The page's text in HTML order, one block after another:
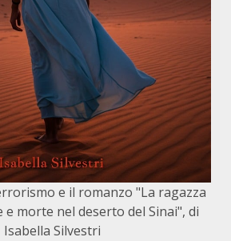
e il romanzo "La ragazza
e morte nel deserto del Sinai", di
Isabella Silvestri